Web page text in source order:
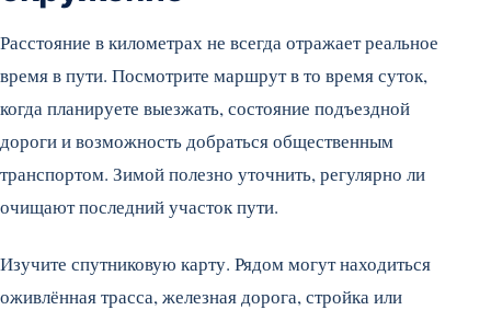
Расстояние в километрах не всегда отражает реальное
время в пути. Посмотрите маршрут в то время суток,
когда планируете выезжать, состояние подъездной
дороги и возможность добраться общественным
транспортом. Зимой полезно уточнить, регулярно ли
очищают последний участок пути.
Изучите спутниковую карту. Рядом могут находиться
оживлённая трасса, железная дорога, стройка или